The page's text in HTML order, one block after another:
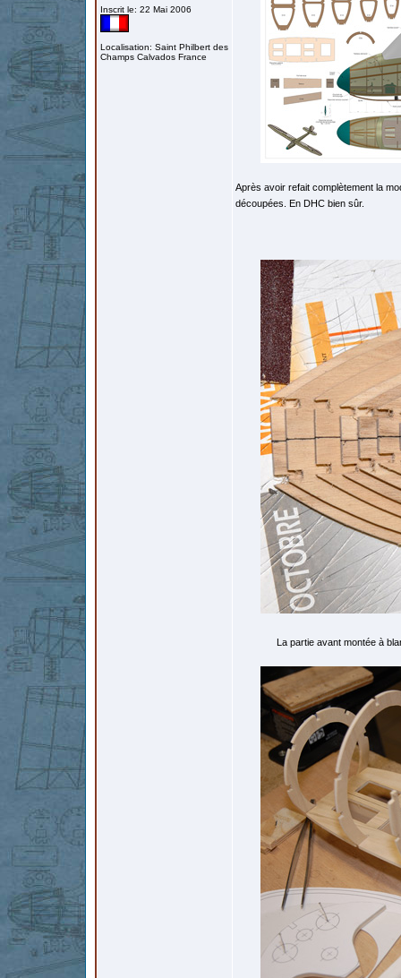
Inscrit le: 22 Mai 2006
Localisation: Saint Philbert des
Champs Calvados France
Après avoir refait complètement la
découpées. En DHC bien sûr.
La partie avant montée à